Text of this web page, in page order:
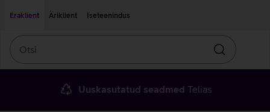
Eraklient
Äriklient Iseteenindus
Otsin
Uuskasutatud seadmed Telias